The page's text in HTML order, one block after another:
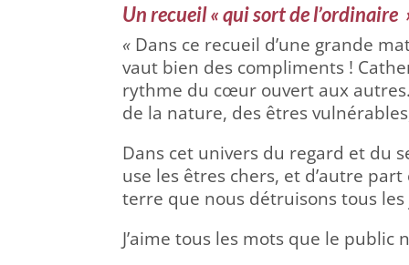
Un recueil « qui sort de l’ordinaire
« Dans ce recueil d’une grande
vaut bien des compliments !
rythme du cœur ouvert aux autres.
de la nature, des êtres
Dans cet univers du regard et du
use les êtres chers, et d’autre
terre que nous détruisons tous
J’aime tous les mots que le